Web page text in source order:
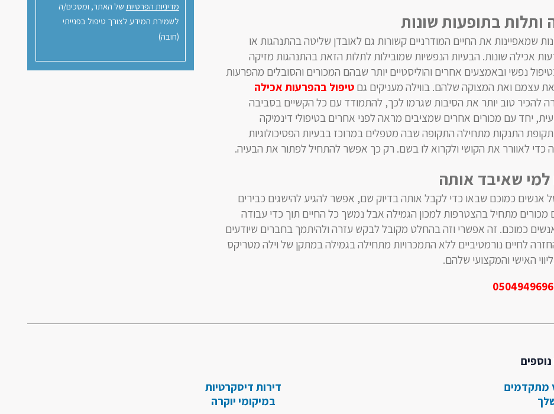
ותלות בתופעות שונות
שמאפיינות את החיים המודרניים קשורות גם לאובדן שליטה בהתנהגות או
אכילה שונות. הבעיות הנפשיות שמובילות לתלות הזאת בהתנהגות מזיקה
נפשי ובאמצעים אחרים והוליסטיים יותר שבהם המכורים והסובלים מהפרעות
עצמם ואת המצוקה שלהם. בווילה מעניקים גםטיפול בהפרעות אכילה
להכיר טוב יותר את הסיבות שגרמו לכך, להתמודד עם כל הקשיים בסביבה
יחד עם מכורים אחרים שמציבים מראה לפני אחרים בטיפולי דינמיקה
התנקות מתחילה התקופה שבה מטפלים במרוכז בבעיות הפסיכולוגיות
כדי לאוורר את הקושי ולקרוא לו בשם. רק כך אפשר להתחיל לפתור את הבעיה.
למי שאיבד אותה
אנשים כמוכם שבאו כדי לקבל אותה בדיוק שם, אפשר להגיע להישגים כבירים
מכורים מתחיל בהצטרפות למכון הגמילה אבל נמשך כל החיים תוך כדי עבודה
כמוכם. זה אפשרי וזה בהחלט מקובל לבקש עזרה ולהיתמך בחברים שיודעים
לחיים נורמטיביים ללא התמכרויות מתחילה בגמילה במתקן של וילה מטריקס
האישי והמקצועי שלהם.
0504949696
מדיניות הפרטיות של האתר, ומסכים/ה
לשמירת המידע לצורך טיפול בפנייתי
(חובה)
מתקדמים
דירות דיסקרטיות
במיקומי יוקרה